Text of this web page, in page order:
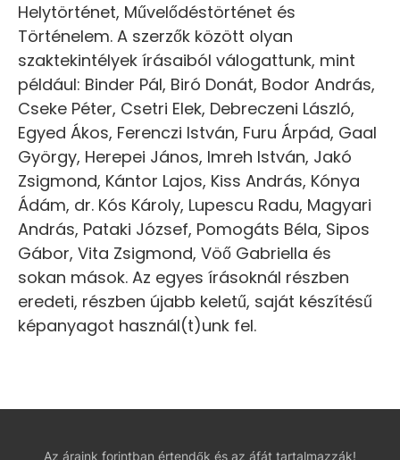
Helytörténet, Művelődéstörténet és
Történelem. A szerzők között olyan
szaktekintélyek írásaiból válogattunk, mint
például: Binder Pál, Biró Donát, Bodor András,
Cseke Péter, Csetri Elek, Debreczeni László,
Egyed Ákos, Ferenczi István, Furu Árpád, Gaal
György, Herepei János, Imreh István, Jakó
Zsigmond, Kántor Lajos, Kiss András, Kónya
Ádám, dr. Kós Károly, Lupescu Radu, Magyari
András, Pataki József, Pomogáts Béla, Sipos
Gábor, Vita Zsigmond, Vöő Gabriella és
sokan mások. Az egyes írásoknál részben
eredeti, részben újabb keletű, saját készítésű
képanyagot használ(t)unk fel.
Az áraink forintban értendők és az áfát tartalmazzák!